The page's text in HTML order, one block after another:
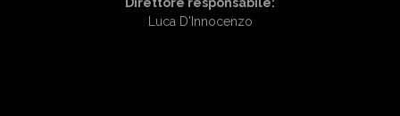
Luca D'Innocenzo